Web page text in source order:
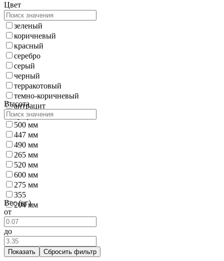
Цвет
зеленый
коричневый
красный
серебро
серый
черный
терракотовый
темно-коричневый
антрацит
графит
Высота
500 мм
447 мм
490 мм
265 мм
520 мм
600 мм
275 мм
355
204 мм
Вес (кг)
от
до
Показать Сбросить фильтр